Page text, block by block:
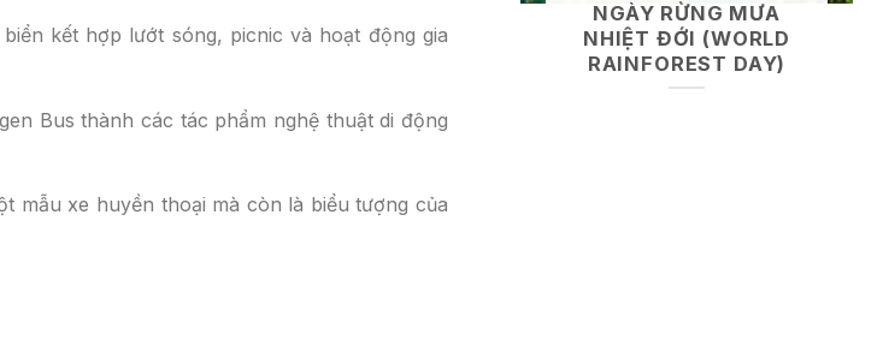
kết hợp lướt sóng, picnic và hoạt động gia
Bus thành các tác phẩm nghệ thuật di động
mẫu xe huyền thoại mà còn là biểu tượng của
NGÀY RỪNG MƯA
NHIỆT ĐỚI (WORLD
RAINFOREST DAY)